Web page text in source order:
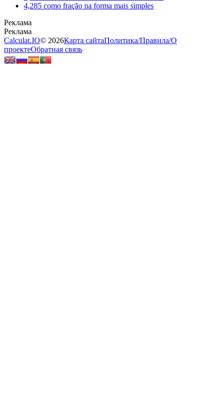
4,285 como fração na forma mais simples
Calculat.IO© 2026Карта сайтаПолитика/Правила/О
проектеОбратная связь